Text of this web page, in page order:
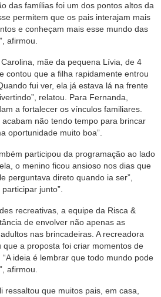
das famílias foi um dos pontos altos da
permitem que os pais interajam mais
e conheçam mais esse mundo das
afirmou.
mãe da pequena Lívia, de 4
contou que a filha rapidamente entrou
fui ver, ela já estava lá na frente
relatou. Para Fernanda,
a fortalecer os vínculos familiares.
não tendo tempo para brincar
oportunidade muito boa”.
participou da programação ao lado
o menino ficou ansioso nos dias que
perguntava direto quando ia ser”,
junto”.
recreativas, a equipe da Risca &
de envolver não apenas as
nas brincadeiras. A recreadora
que a proposta foi criar momentos de
ideia é lembrar que todo mundo pode
afirmou.
ressaltou que muitos pais, em casa,